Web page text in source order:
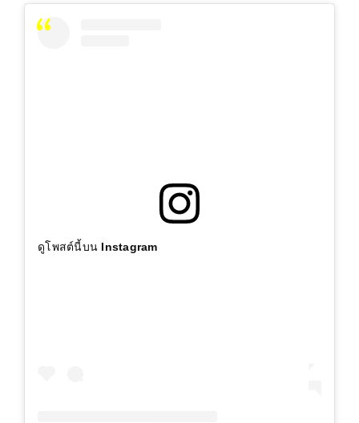
ดูโพสต์นี้บน Instagram